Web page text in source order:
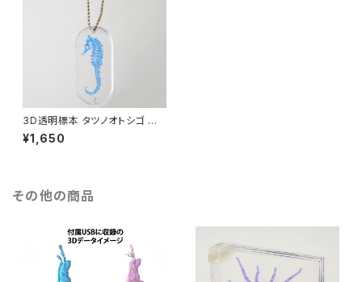
3D透明標本 タツノオトシゴ キ
ーホルダー ブルー
¥1,650
その他の商品